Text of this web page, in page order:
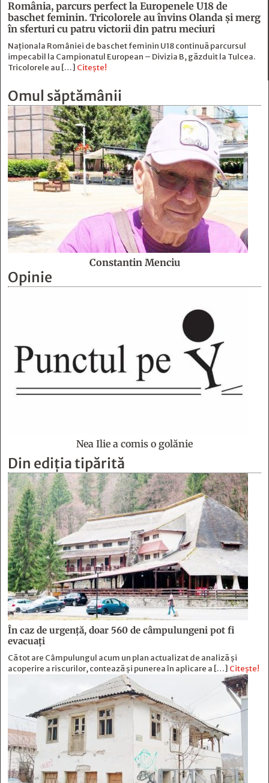
România, parcurs perfect la Europenele U18 de
baschet feminin. Tricolorele au învins Olanda și merg
în sferturi cu patru victorii din patru meciuri
Naționala României de baschet feminin U18 continuă parcursul
impecabil la Campionatul European – Divizia B, găzduit la Tulcea.
Tricolorele au […] Citește!
Omul săptămânii
Constantin Menciu
Opinie
Nea Ilie a comis o golănie
Din ediția tipărită
În caz de urgență, doar 560 de câmpulungeni pot fi
evacuați
Că tot are Câmpulungul acum un plan actualizat de analiză și
acoperire a riscurilor, contează și punerea în aplicare a […] Citește!